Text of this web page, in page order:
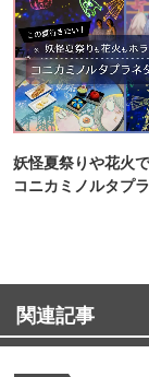
妖怪夏祭りや花火
コニカミノルタプ
関連記事